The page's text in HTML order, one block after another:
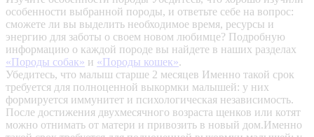
особенности выбранной породы, и ответьте себе на вопрос:
сможете ли вы выделить необходимое время, ресурсы и
энергию для заботы о своем новом любимце? Подробную
информацию о каждой породе вы найдете в наших разделах
«Породы собак» и «Породы кошек».
Убедитесь, что малыш старше 2 месяцев Именно такой срок
требуется для полноценной выкормки малышей: у них
формируется иммунитет и психологическая независимость.
После достижения двухмесячного возраста щенков или котят
можно отнимать от матери и привозить в новый дом.Именно